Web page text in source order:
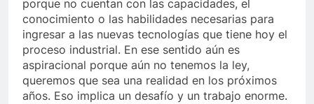
porque no cuentan con las capacidades, el
conocimiento o las habilidades necesarias para
ingresar a las nuevas tecnologías que tiene hoy el
proceso industrial. En ese sentido aún es
aspiracional porque aún no tenemos la ley,
queremos que sea una realidad en los próximos
años. Eso implica un desafío y un trabajo enorme.